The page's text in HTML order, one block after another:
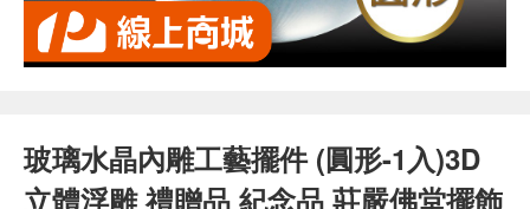
玻璃水晶內雕工藝擺件 (圓形-1入)3D
立體浮雕 禮贈品 紀念品 莊嚴佛堂擺飾